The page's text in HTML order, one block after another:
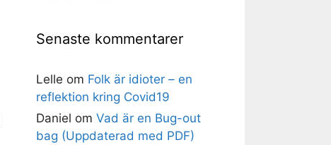
Senaste kommentarer
Lelle om Folk är idioter – en
reflektion kring Covid19
Daniel om Vad är en Bug-out
bag (Uppdaterad med PDF)